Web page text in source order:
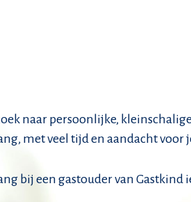
naar persoonlijke,
met veel tijd en aandacht voor
bij een gastouder van Gastkind